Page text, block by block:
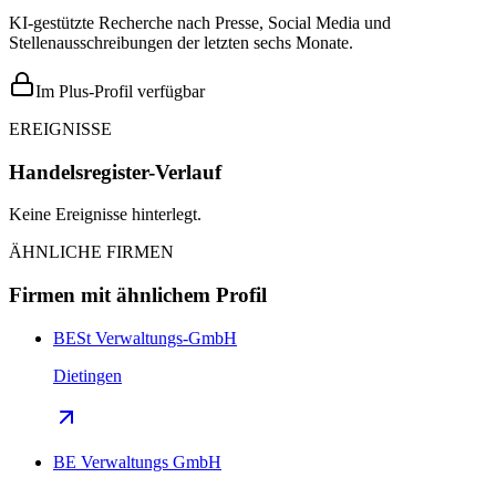
KI-gestützte Recherche nach Presse, Social Media und
Stellenausschreibungen der letzten sechs Monate.
Im Plus-Profil verfügbar
EREIGNISSE
Handelsregister-Verlauf
Keine Ereignisse hinterlegt.
ÄHNLICHE FIRMEN
Firmen mit ähnlichem Profil
BESt Verwaltungs-GmbH
Dietingen
BE Verwaltungs GmbH